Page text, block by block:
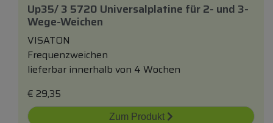
Up35/ 3 5720 Universalplatine für2- und 3-
Wege-Weichen
VISATON
Frequenzweichen
lieferbar innerhalb von 4 Wochen
€ 29,35
Zum Produkt